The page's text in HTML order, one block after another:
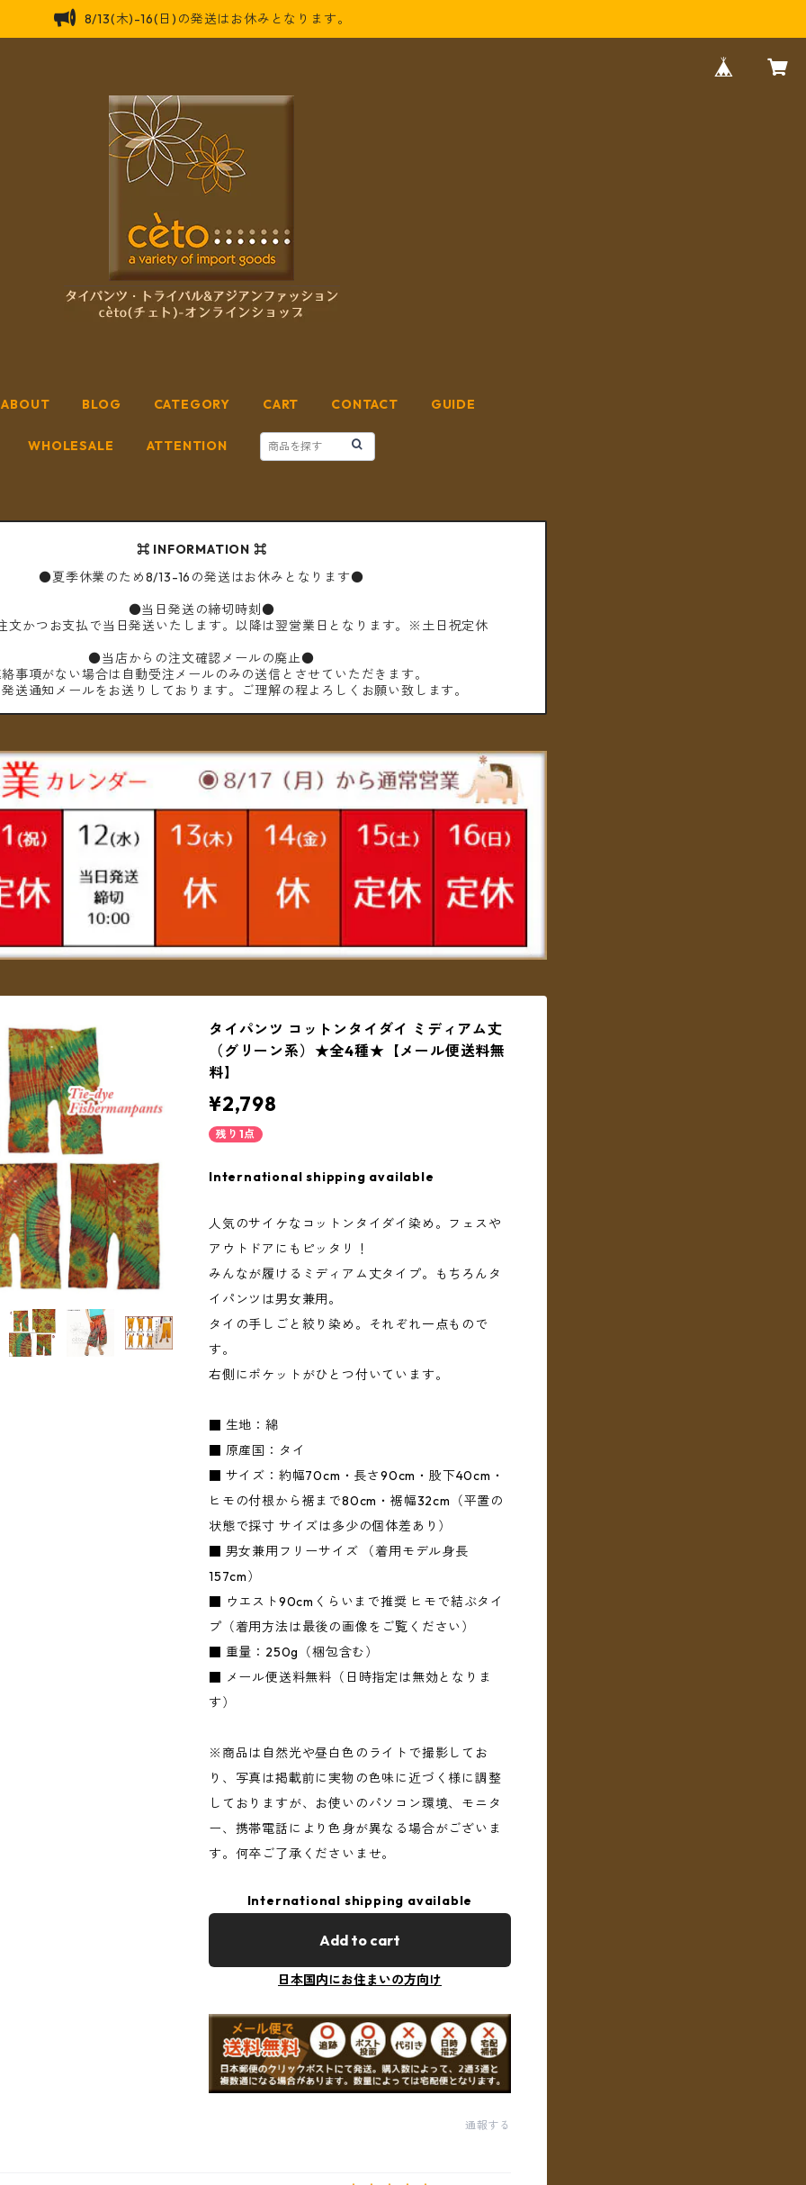
8/13(木)-16(日)の発送はお休みとなります。
ABOUT BLOG CATEGORY CART CONTACT GUIDE
WHOLESALE ATTENTION
⌘ INFORMATION ⌘
●夏季休業のため8/13-16の発送はお休みとなります●
●当日発送の締切時刻●
文かつお支払で当日発送いたします。以降は翌営業日となります。※土日祝定休
●当店からの注文確認メールの廃止●
事項がない場合は自動受注メールのみの送信とさせていただきます。
送通知メールをお送りしております。ご理解の程よろしくお願い致します。
タイパンツ コットンタイダイ ミディアム丈
（グリーン系）★全4種★【メール便送料無
料】
¥2,798
残り1点
International shipping available
人気のサイケなコットンタイダイ染め。フェスや
アウトドアにもピッタリ！
みんなが履けるミディアム丈タイプ。もちろんタ
イパンツは男女兼用。
タイの手しごと絞り染め。それぞれ一点もので
す。
右側にポケットがひとつ付いています。
■ 生地：綿
■ 原産国：タイ
■ サイズ：約幅70cm・長さ90cm・股下40cm・
ヒモの付根から裾まで80cm・裾幅32cm（平置の
状態で採寸 サイズは多少の個体差あり）
■ 男女兼用フリーサイズ （着用モデル身長
157cm）
■ ウエスト90cmくらいまで推奨 ヒモで結ぶタイ
プ（着用方法は最後の画像をご覧ください）
■ 重量：250g（梱包含む）
■ メール便送料無料（日時指定は無効となりま
す）
※商品は自然光や昼白色のライトで撮影してお
り、写真は掲載前に実物の色味に近づく様に調整
しておりますが、お使いのパソコン環境、モニタ
ー、携帯電話により色身が異なる場合がございま
す。何卒ご了承くださいませ。
International shipping available
Add to cart
日本国内にお住まいの方向け
通報する